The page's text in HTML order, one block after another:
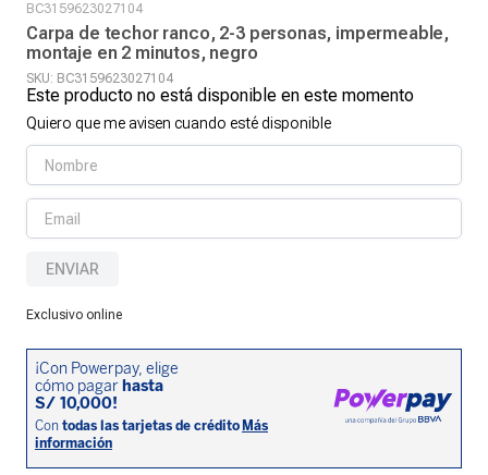
BC3159623027104
Carpa de techor ranco, 2-3 personas, impermeable,
montaje en 2 minutos, negro
SKU: BC3159623027104
Este producto no está disponible en este momento
Quiero que me avisen cuando esté disponible
ENVIAR
Exclusivo online